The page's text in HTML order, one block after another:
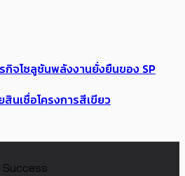
จโซลูชันพลังงานยั่งยืนของ SP
นเชื่อโครงการสีเขียว
Success